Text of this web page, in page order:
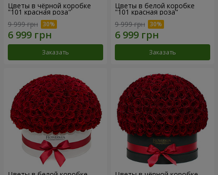
Цветы в чёрной коробке
"101 красная роза"
9 999 грн
Заказать
Цветы в белой коробке
"101 красная роза"
9 999 грн
Заказать